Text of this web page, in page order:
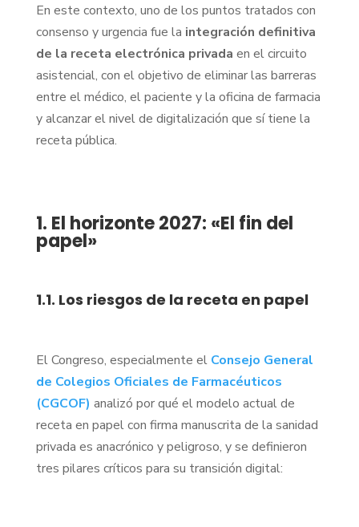
En este contexto, uno de los puntos tratados con
consenso y urgencia fue la integración definitiva
de la receta electrónica privada en el circuito
asistencial, con el objetivo de eliminar las barreras
entre el médico, el paciente y la oficina de farmacia
y alcanzar el nivel de digitalización que sí tiene la
receta pública.
1. El horizonte 2027: «El fin del
papel»
1.1. Los riesgos de la receta en papel
El Congreso, especialmente elConsejo General
de Colegios Oficiales de Farmacéuticos
(CGCOF) analizó por qué el modelo actual de
receta en papel con firma manuscrita de la sanidad
privada es anacrónico y peligroso, y se definieron
tres pilares críticos para su transición digital: